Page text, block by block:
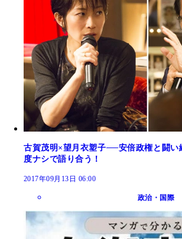
古賀茂明×望月衣塑子──安倍政権と闘
度ナシで語り合う！
2017年09月13日 06:00
政治・国際